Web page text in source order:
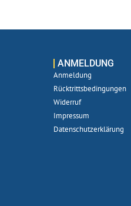
ANMELDUNG
Anmeldung
Rücktrittsbedingungen
Widerruf
Impressum
Datenschutzerklärung